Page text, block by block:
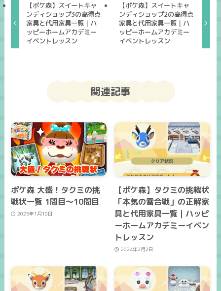
【ポケ森】スイートキャ
ンディショップ3の高得点
家具と代用家具一覧｜ハ
ッピーホームアカデミー
イベントレッスン
【ポケ森】スイートキャ
ンディショップ2の高得点
家具と代用家具一覧｜ハ
ッピーホームアカデミー
イベントレッスン
関連記事
ポケ森 大盛！タクミの挑
戦状一覧 1問目～10問目
2025年1月10日
【ポケ森】タクミの挑戦状
「本気の雪合戦」の正解家
具と代用家具一覧｜ハッピ
ーホームアカデミーイベン
トレッスン
2024年2月2日